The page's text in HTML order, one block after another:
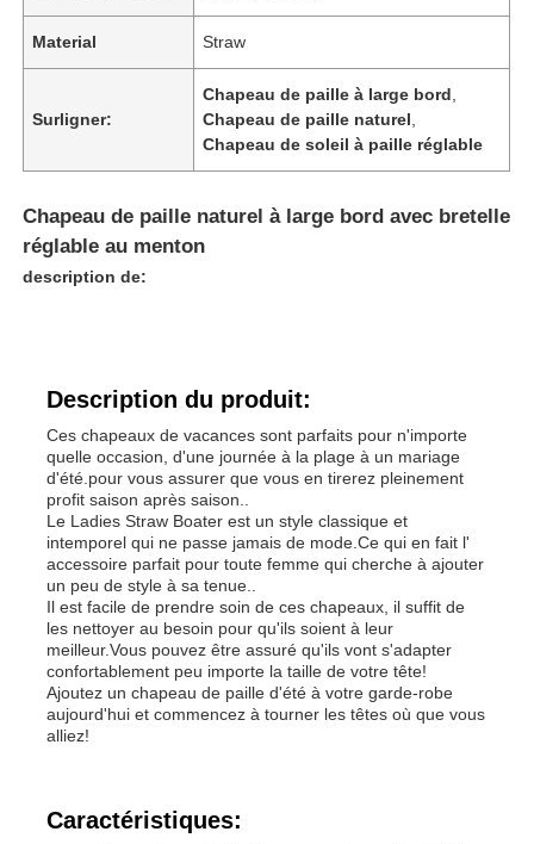
Material Straw
Surligner:
Chapeau de paille à large bord
Chapeau de paille naturel
Chapeau de soleil à paille réglable
Chapeau de paille naturel à large bord avec bretelle
réglable au menton
description de:
Description du produit:
Ces chapeaux de vacances sont parfaits pour n'importe
quelle occasion, d'une journée à la plage à un mariage
d'été.pour vous assurer que vous en tirerez pleinement
profit saison après saison..
Le Ladies Straw Boater est un style classique et
intemporel qui ne passe jamais de mode.Ce qui en fait l'
accessoire parfait pour toute femme qui cherche à ajouter
un peu de style à sa tenue..
Il est facile de prendre soin de ces chapeaux, il suffit de
les nettoyer au besoin pour qu'ils soient à leur
meilleur.Vous pouvez être assuré qu'ils vont s'adapter
confortablement peu importe la taille de votre tête!
Ajoutez un chapeau de paille d'été à votre garde-robe
aujourd'hui et commencez à tourner les têtes où que vous
alliez!
Caractéristiques: